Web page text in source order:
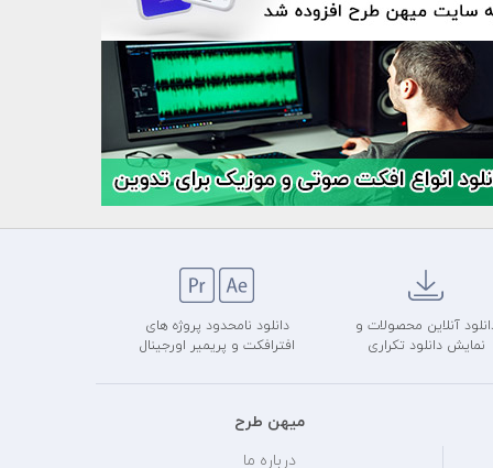
آنلاین محصولات و
نمایش دانلود تکراری
دانلود نامحدود پروژه های
افترافکت و پریمیر اورجینال
میهن طرح
درباره ما